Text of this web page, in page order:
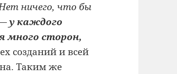
ничего, что бы
у каждого
много сторон,
созданий и всей
Таким же